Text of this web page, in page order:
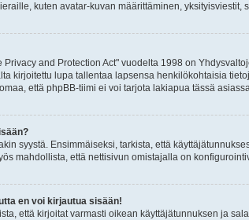
kuten avatar-kuvan määrittäminen,
Privacy and Protection Act" vuodelta 1998 on
kirjoitettu lupa tallentaa lapsensa henkilökohtaisia
että phpBB-tiimi ei voi tarjota lakiapua tässä
syystä. Ensimmäiseksi, tarkista, että
mahdollista, että nettisivun omistajalla on
en voi kirjautua sisään!
että kirjoitat varmasti oikean käyttäjätunnuksen ja